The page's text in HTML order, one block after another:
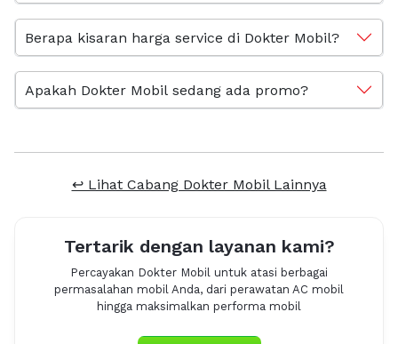
Berapa kisaran harga service di Dokter Mobil?
Apakah Dokter Mobil sedang ada promo?
↩ Lihat Cabang Dokter Mobil Lainnya
Tertarik dengan layanan kami?
Percayakan Dokter Mobil untuk atasi berbagai
permasalahan mobil Anda, dari perawatan AC mobil
hingga maksimalkan performa mobil